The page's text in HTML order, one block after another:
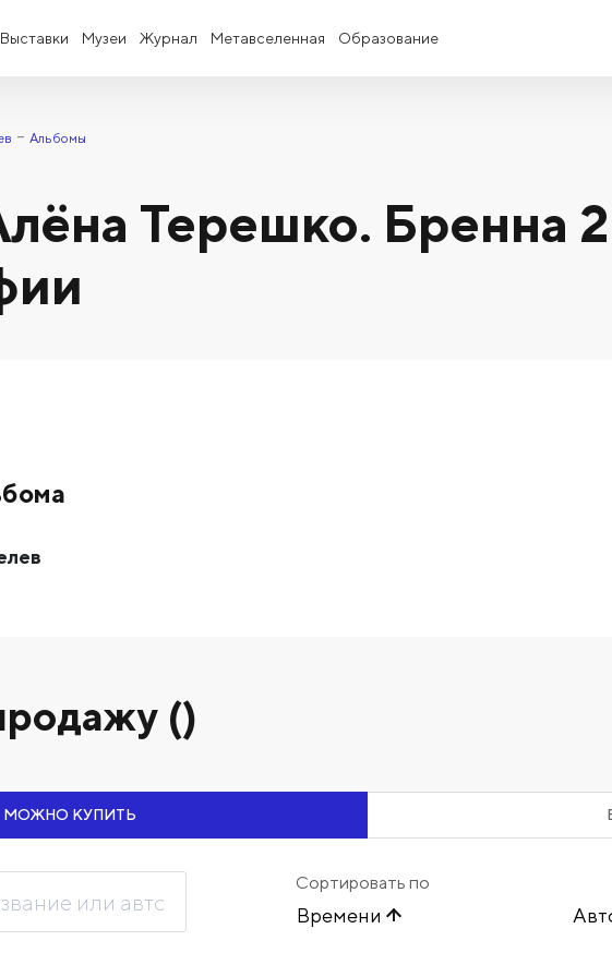
Выставки Музеи Журнал Метавселенная Образование
Альбомы
Терешко. Бренна
()
МОЖНО КУПИТЬ
Сортировать по
Времени